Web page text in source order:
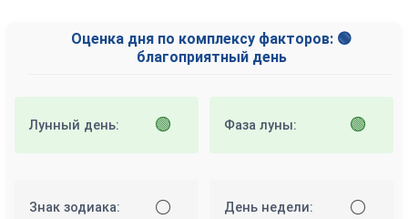
Оценка дня по комплексу факторов: 🟢
благоприятный день
Лунный день: 🟢 Фаза луны: 🟢
Знак зодиака: ⚪ День недели: ⚪